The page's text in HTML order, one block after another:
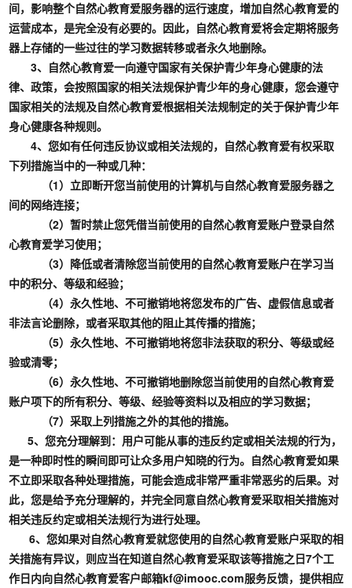
间，影响整个自然心教育爱服务器的运行速度，增加自然心教育爱的
运营成本，是完全没有必要的。因此，自然心教育爱将会定期将服务
器上存储的一些过往的学习数据转移或者永久地删除。
3、自然心教育爱一向遵守国家有关保护青少年身心健康的法
律、政策，会按照国家的相关法规保护青少年的身心健康，您会遵守
国家相关的法规及自然心教育爱根据相关法规制定的关于保护青少年
身心健康各种规则。
4、您如有任何违反协议或相关法规的，自然心教育爱有权采取
下列措施当中的一种或几种：
（1）立即断开您当前使用的计算机与自然心教育爱服务器之
间的网络连接；
（2）暂时禁止您凭借当前使用的自然心教育爱账户登录自然
心教育爱学习使用；
（3）降低或者清除您当前使用的自然心教育爱账户在学习当
中的积分、等级和经验；
（4）永久性地、不可撤销地将您发布的广告、虚假信息或者
非法言论删除，或者采取其他的阻止其传播的措施；
（5）永久性地、不可撤销地将您非法获取的积分、等级或经
验或清零；
（6）永久性地、不可撤销地删除您当前使用的自然心教育爱
账户项下的所有积分、等级、经验等资料以及相应的学习数据；
（7）采取上列措施之外的其他的措施。
5、您充分理解到：用户可能从事的违反约定或相关法规的行为，
是一种即时性的瞬间即可让众多用户知晓的行为。自然心教育爱如果
不立即采取各种处理措施，可能会造成非常严重非常恶劣的后果。对
此，您是给予充分理解的，并完全同意自然心教育爱采取相关措施对
相关违反约定或相关法规行为进行处理。
6、您如果对自然心教育爱就您使用的自然心教育爱账户采取的相
关措施有异议，则应当在知道自然心教育爱采取该等措施之日7个工
作日内向自然心教育爱客户邮箱kf@imooc.com服务反馈，提供相应